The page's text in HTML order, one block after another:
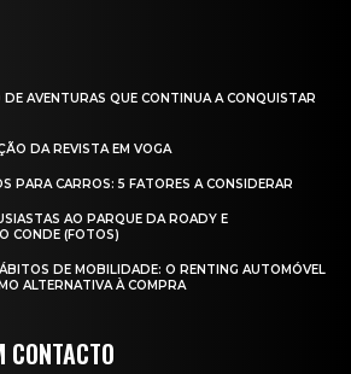
AVENTURAS QUE CONTINUA A CONQUISTAR
DA REVISTA EM VOGA
PARA CARROS: 5 FATORES A CONSIDERAR
AO PARQUE DA ROADY E
CONDE (FOTOS)
DE MOBILIDADE: O RENTING AUTOMÓVEL
ALTERNATIVA À COMPRA
CONTACTO